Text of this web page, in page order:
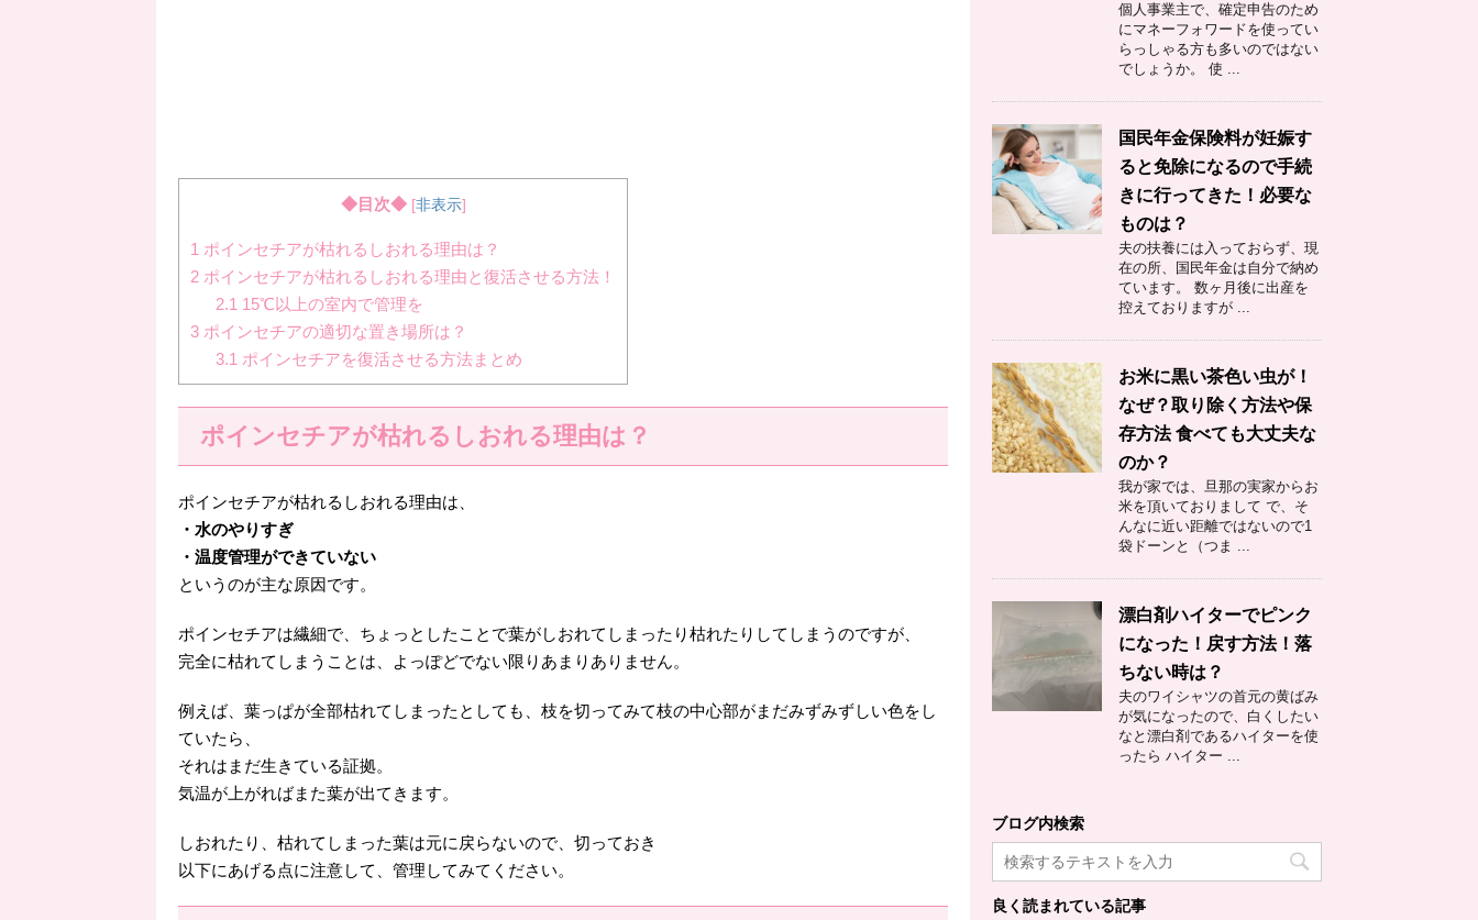
◆目次◆ [非表示]
1 ポインセチアが枯れるしおれる理由は？
2 ポインセチアが枯れるしおれる理由と復活させる方法！
2.1 15℃以上の室内で管理を
3 ポインセチアの適切な置き場所は？
3.1 ポインセチアを復活させる方法まとめ
ポインセチアが枯れるしおれる理由は？
ポインセチアが枯れるしおれる理由は、
・水のやりすぎ
・温度管理ができていない
というのが主な原因です。
ポインセチアは繊細で、ちょっとしたことで葉がしおれてしまったり枯れたりしてしまうのですが、
完全に枯れてしまうことは、よっぽどでない限りあまりありません。
例えば、葉っぱが全部枯れてしまったとしても、枝を切ってみて枝の中心部がまだみずみずしい色をし
ていたら、
それはまだ生きている証拠。
気温が上がればまた葉が出てきます。
しおれたり、枯れてしまった葉は元に戻らないので、切っておき
以下にあげる点に注意して、管理してみてください。
個人事業主で、確定申告のため
にマネーフォワードを使ってい
らっしゃる方も多いのではない
でしょうか。 使 ...
国民年金保険料が妊娠す
ると免除になるので手続
きに行ってきた！必要な
ものは？
夫の扶養には入っておらず、現
在の所、国民年金は自分で納め
ています。 数ヶ月後に出産を
控えておりますが ...
お米に黒い茶色い虫が！
なぜ？取り除く方法や保
存方法 食べても大丈夫な
のか？
我が家では、旦那の実家からお
米を頂いておりまして で、そ
んなに近い距離ではないので1
袋ドーンと（つま ...
漂白剤ハイターでピンク
になった！戻す方法！落
ちない時は？
夫のワイシャツの首元の黄ばみ
が気になったので、白くしたい
なと漂白剤であるハイターを使
ったら ハイター ...
ブログ内検索
良く読まれている記事